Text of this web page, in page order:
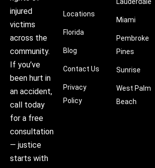
injured
victims
across the
community.
If you’ve
been hurt in
an accident,
call today
for a free
consultation
— justice
starts with
Locations
Florida
Blog
Contact Us
Privacy
Policy
Lauderdale
Miami
Pembroke
Pines
Sunrise
West Palm
Beach